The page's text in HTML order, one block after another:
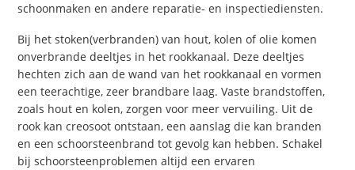
schoonmaken en andere reparatie- en inspectiediensten.
Bij het stoken(verbranden) van hout, kolen of olie komen
onverbrande deeltjes in het rookkanaal. Deze deeltjes
hechten zich aan de wand van het rookkanaal en vormen
een teerachtige, zeer brandbare laag. Vaste brandstoffen,
zoals hout en kolen, zorgen voor meer vervuiling. Uit de
rook kan creosoot ontstaan, een aanslag die kan branden
en een schoorsteenbrand tot gevolg kan hebben. Schakel
bij schoorsteenproblemen altijd een ervaren